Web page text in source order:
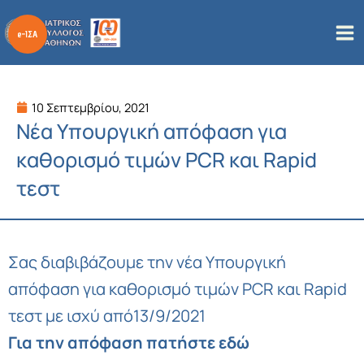
στο
περιεχόμενο
10 Σεπτεμβρίου, 2021
Νέα Υπουργική απόφαση για
καθορισμό τιμών PCR και Rapid
τεστ
Σας διαβιβάζουμε την νέα Υπουργική
απόφαση για καθορισμό τιμών PCR και Rapid
τεστ με ισχύ από13/9/2021
Για την απόφαση πατήστε εδώ